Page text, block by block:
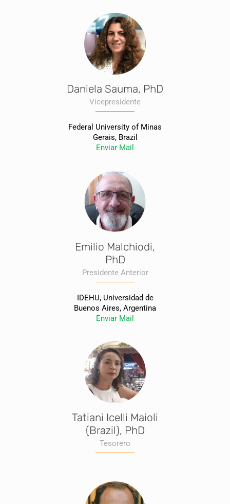
Daniela Sauma, PhD
Vicepresidente
Federal University of Minas
Gerais, Brazil
Enviar Mail
Emilio Malchiodi,
PhD
Presidente Anterior
IDEHU, Universidad de
Buenos Aires, Argentina
Enviar Mail
Tatiani Icelli Maioli
(Brazil), PhD
Tesorero